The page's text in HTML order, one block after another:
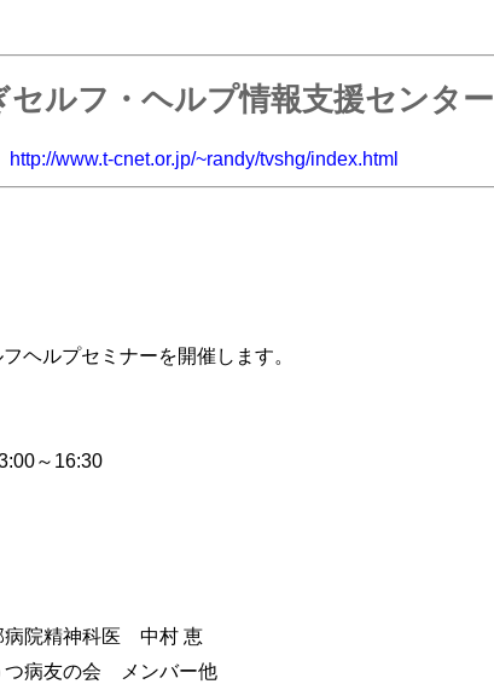
セルフ・ヘルプ情報支援センター
http://www.t-cnet.or.jp/~randy/tvshg/index.html
ヘルプセミナーを開催します。
～16:30
病院精神科医 中村 恵
つ病友の会 メンバー他